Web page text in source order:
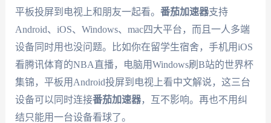
平板投屏到电视上和朋友一起看。 番茄加速器支持
Android、iOS、Windows、mac四大平台，而且一人多端
设备同时用也没问题。比如你在留学生宿舍，手机用iOS
看腾讯体育的NBA直播，电脑用Windows刷B站的世界杯
集锦，平板用Android投屏到电视上看中文解说，这三台
设备可以同时连接番茄加速器，互不影响。再也不用纠
结只能用一台设备看球了。